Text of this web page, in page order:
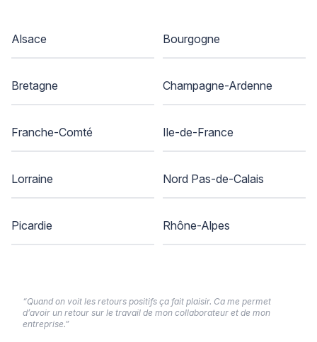
Alsace Bourgogne
Bretagne Champagne-Ardenne
Franche-Comté Ile-de-France
Lorraine Nord Pas-de-Calais
Picardie Rhône-Alpes
“Quand on voit les retours positifs ça fait plaisir. Ca me permet
d’avoir un retour sur le travail de mon collaborateur et de mon
entreprise.”